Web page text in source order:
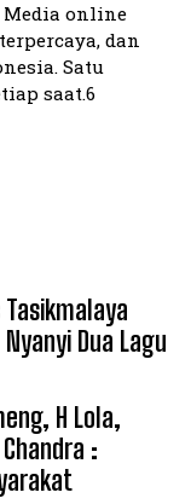
Media online
dan
Satu
saat.6
Dua Lagu
H Lola,
: